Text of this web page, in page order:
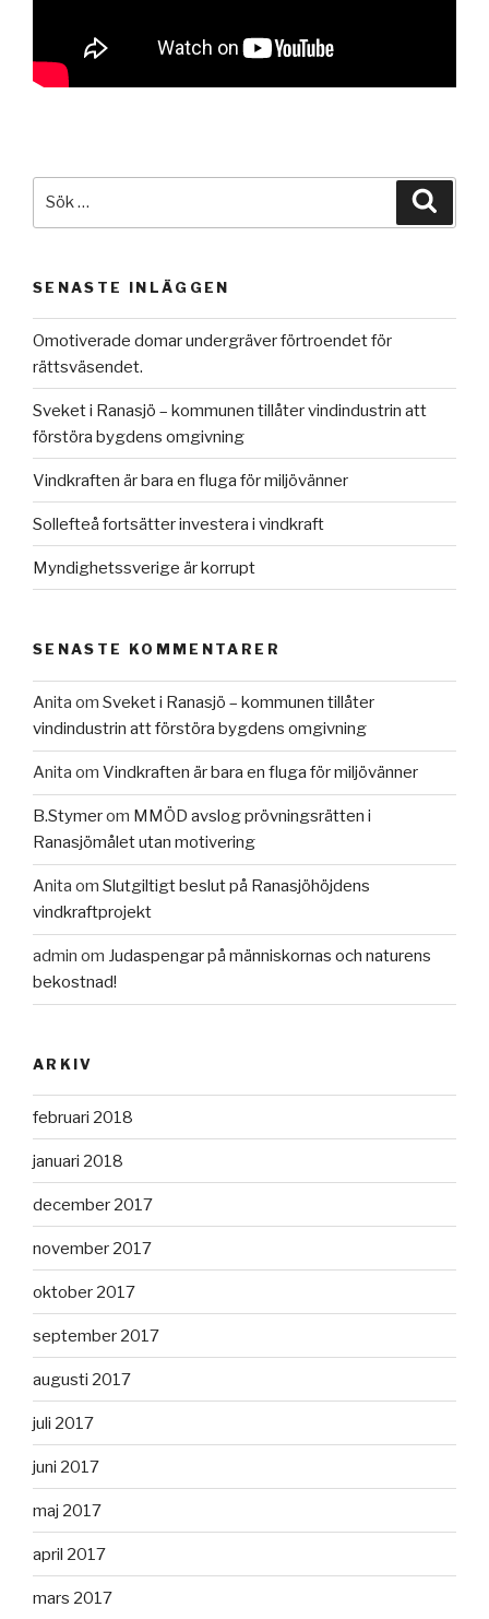
SENASTE INLÄGGEN
Omotiverade domar undergräver förtroendet för
rättsväsendet.
Sveket i Ranasjö – kommunen tillåter vindindustrin att
förstöra bygdens omgivning
Vindkraften är bara en fluga för miljövänner
Sollefteå fortsätter investera i vindkraft
Myndighetssverige är korrupt
SENASTE KOMMENTARER
Anita om Sveket i Ranasjö – kommunen tillåter
vindindustrin att förstöra bygdens omgivning
Anita om Vindkraften är bara en fluga för miljövänner
B.Stymerom MMÖD avslog prövningsrätten i
Ranasjömålet utan motivering
Anita om Slutgiltigt beslut på Ranasjöhöjdens
vindkraftprojekt
admin om Judaspengar på människornas och naturens
bekostnad!
ARKIV
februari 2018
januari 2018
december 2017
november 2017
oktober 2017
september 2017
augusti 2017
juli 2017
juni 2017
maj 2017
april 2017
mars 2017